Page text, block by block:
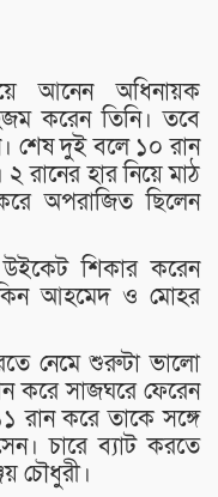
আনেন অধিনায়ক
করেন তিনি। তবে
শেষ দুই বলে ১০ রান
রানের হার নিয়ে মাঠ
অপরাজিত ছিলেন
উইকেট শিকার করেন
আহমেদ ও মোহর
নেমে শুরুটা ভালো
করে সাজঘরে ফেরেন
করে তাকে সঙ্গে
চারে ব্যাট করতে
চৌধুরী।